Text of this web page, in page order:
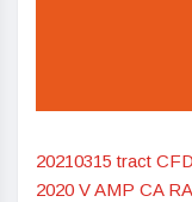
20210315 tract
2020 V AMP CA